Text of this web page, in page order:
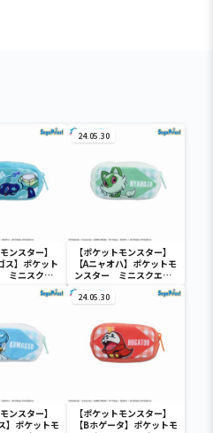
ンスター】
ス】ポケット
ミニスクエ
24.05.30
【ポケットモンスター】
【Aニャオハ】ポケットモ
ンスター ミニスクエア
ポーチ
ンスター】
】ポケットモ
24.05.30
【ポケットモンスター】
【Bホゲータ】ポケットモ